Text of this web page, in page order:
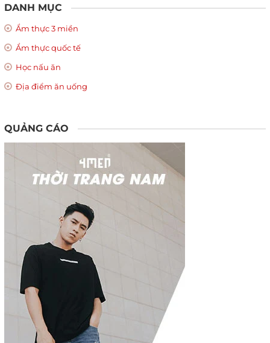
DANH MỤC
Ẩm thực 3 miền
Ẩm thực quốc tế
Học nấu ăn
Địa điểm ăn uống
QUẢNG CÁO